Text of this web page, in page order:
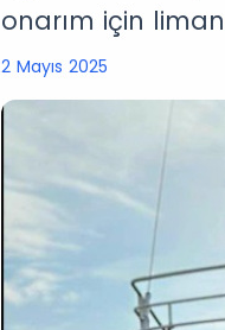
onarım için
2 Mayıs 2025